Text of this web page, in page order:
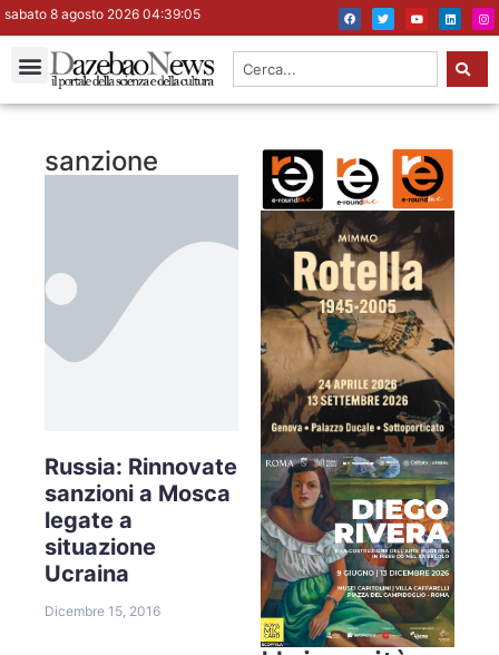
sabato 8 agosto 2026 04:39:06
sanzione
Russia: Rinnovate
sanzioni a Mosca
legate a
situazione
Ucraina
Dicembre 15, 2016